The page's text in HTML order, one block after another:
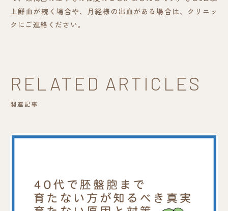
上鮮血が続く場合や、月経様の出血がある場合は、クリニッ
クにご連絡ください。
RELATED ARTICLES
関連記事